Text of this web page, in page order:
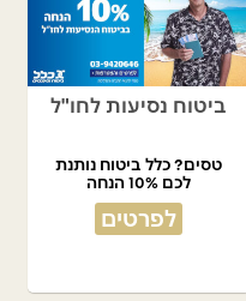
ביטוח נסיעות לחו"ל
טסים? כלל ביטוח נותנת
לכם 10% הנחה
לפרטים